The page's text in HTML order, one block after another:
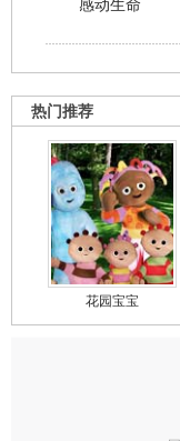
感动生命
热门推荐
花园宝宝